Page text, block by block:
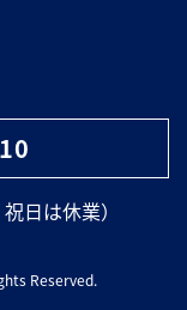
日は休業）
Reserved.